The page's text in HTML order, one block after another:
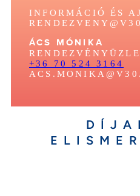
INFORMÁCIÓ ÉS
ÁCS MÓNIKA
+36 70 524 3164